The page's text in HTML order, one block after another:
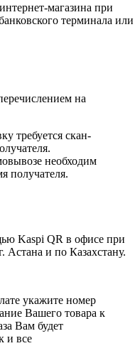
магазина при
терминала или
на
требуется скан-
необходим
получателя.
Kaspi QR в офисе при
Астана и по Казахстану.
укажите номер
Вашего товара к
Вам будет
и все